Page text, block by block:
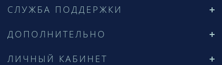
СЛУЖБА ПОДДЕРЖКИ
ДОПОЛНИТЕЛЬНО
ЛИЧНЫЙ КАБИНЕТ